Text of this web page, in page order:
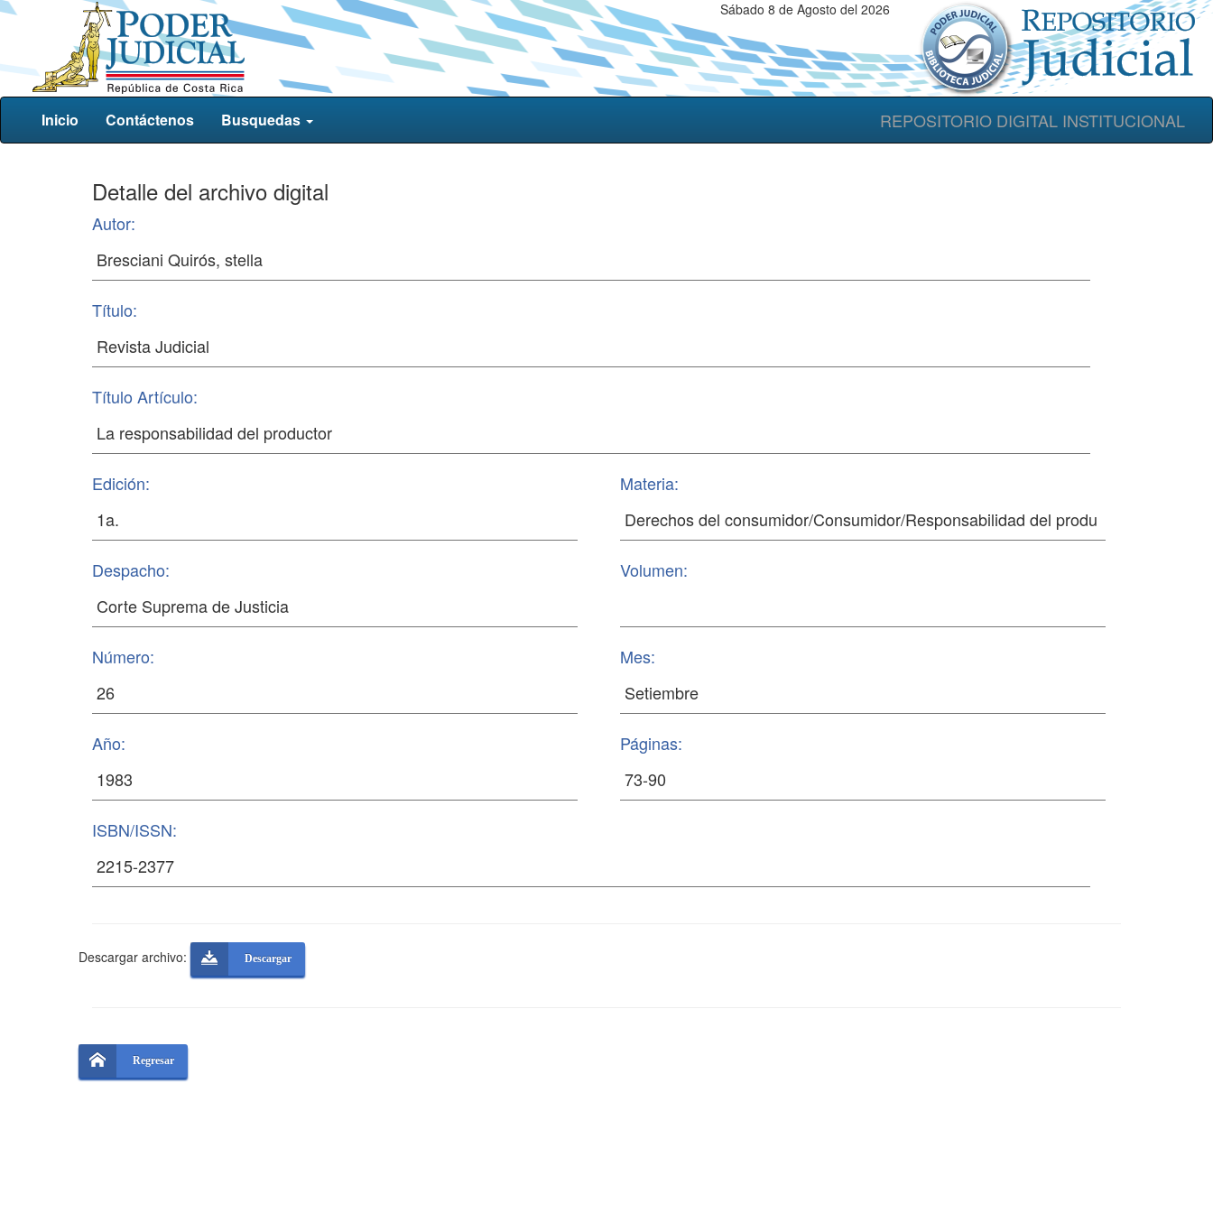
Sábado 8 de Agosto del 2026
REPOSITORIO DIGITAL INSTITUCIONAL
Inicio Contáctenos Busquedas
Detalle del archivo digital
Autor:
Título:
Título Artículo:
Edición: Materia:
Despacho: Volumen:
Número: Mes:
Año: Páginas:
ISBN/ISSN:
Descargar archivo: Descargar
Regresar